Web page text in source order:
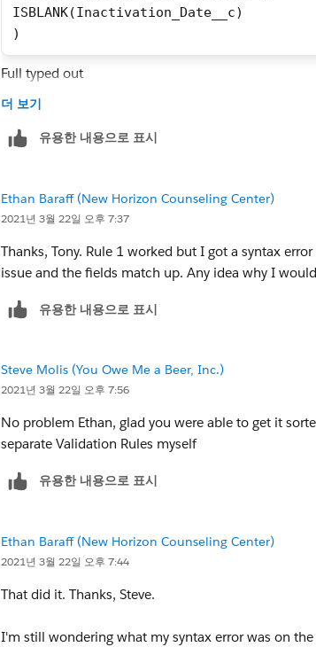
ISBLANK(Inactivation_Date__c)
)
Full typed out
AND(
ISPICKVAL(Active__c, "Active"),
Copied from Code Block Test
AND(
ISPICKVAL(Active__c, "Inactive"),
ISBLANK(Inactivation_Date__c)
)
Don't mind me. I'm just testing why I get syntax
더 보기
유용한 내용으로 표시
Ethan Baraff (New Horizon Counseling Center)
2021년 3월 22일 오후 7:37
Thanks, Tony. Rule 1 worked but I got a syntax
issue and the fields match up. Any idea why I
유용한 내용으로 표시
Steve Molis (You Owe Me a Beer, Inc.)
2021년 3월 22일 오후 7:56
No problem Ethan, glad you were able to get it
separate Validation Rules myself
유용한 내용으로 표시
Ethan Baraff (New Horizon Counseling Center)
2021년 3월 22일 오후 7:44
That did it. Thanks, Steve.
I'm still wondering what my syntax error was on